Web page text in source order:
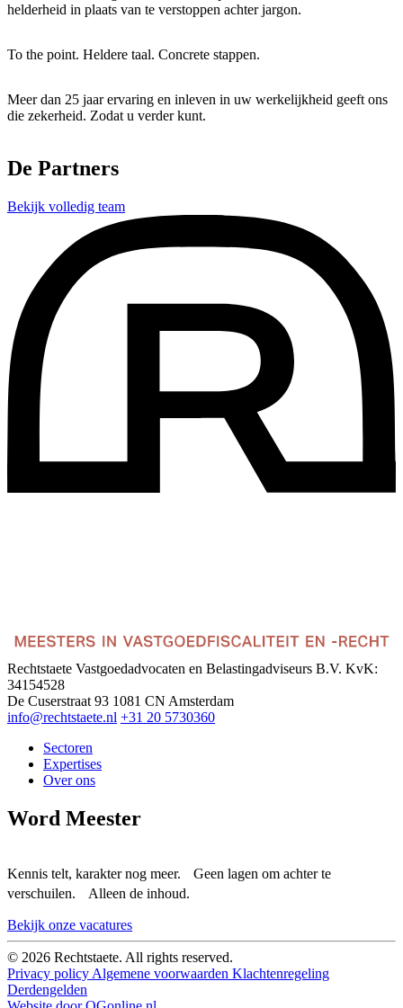
helderheid in plaats van te verstoppen achter jargon.
To the point. Heldere taal. Concrete stappen.
Meer dan 25 jaar ervaring en inleven in uw werkelijkheid geeft ons
die zekerheid. Zodat u verder kunt.
De Partners
Bekijk volledig team
Rechtstaete Vastgoedadvocaten en Belastingadviseurs B.V. KvK:
34154528
De Cuserstraat 93 1081 CN Amsterdam
info@rechtstaete.nl +31 20 5730360
Sectoren
Expertises
Over ons
Word Meester
Kennis telt, karakter nog meer. Geen lagen om achter te
verschuilen. Alleen de inhoud.
Bekijk onze vacatures
© 2026 Rechtstaete. All rights reserved.
Privacy policy Algemene voorwaarden Klachtenregeling
Derdengelden